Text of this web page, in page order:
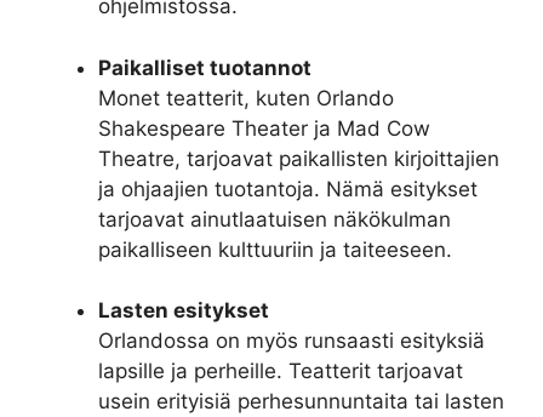
ohjelmistossa.
Paikalliset tuotannot
Monet teatterit, kuten Orlando
Shakespeare Theater ja Mad Cow
Theatre, tarjoavat paikallisten kirjoittajien
ja ohjaajien tuotantoja. Nämä esitykset
tarjoavat ainutlaatuisen näkökulman
paikalliseen kulttuuriin ja taiteeseen.
Lasten esitykset
Orlandossa on myös runsaasti esityksiä
lapsille ja perheille. Teatterit tarjoavat
usein erityisiä perhesunnuntaita tai lasten